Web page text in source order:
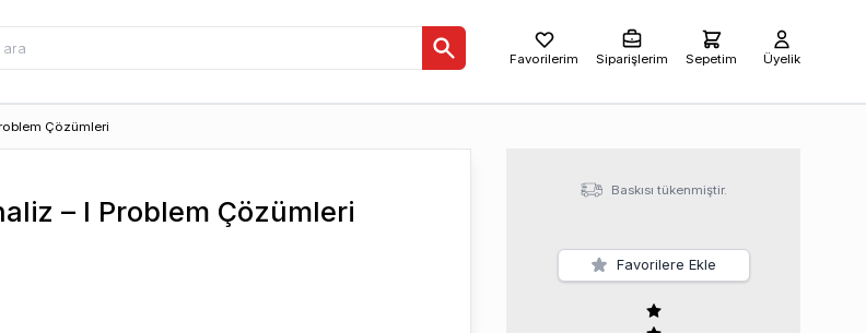
Favorilerim Siparişlerim Sepetim Üyelik
Çözümleri
– I Problem Çözümleri
Baskısı tükenmiştir.
Favorilere Ekle